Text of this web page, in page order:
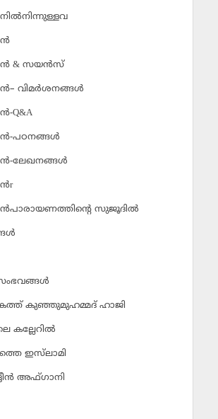
& സയന്‍സ്‌
വിമര്‍ശനങ്ങള്‍
പഠനങ്ങള്‍
ലേഖനങ്ങള്‍
സുജൂദില്‍
കുഞ്ഞുമുഹമ്മദ് ഹാജി
കല്ലേറില്‍
ഇസ്‌ലാമി
അഫ്ഗാനി